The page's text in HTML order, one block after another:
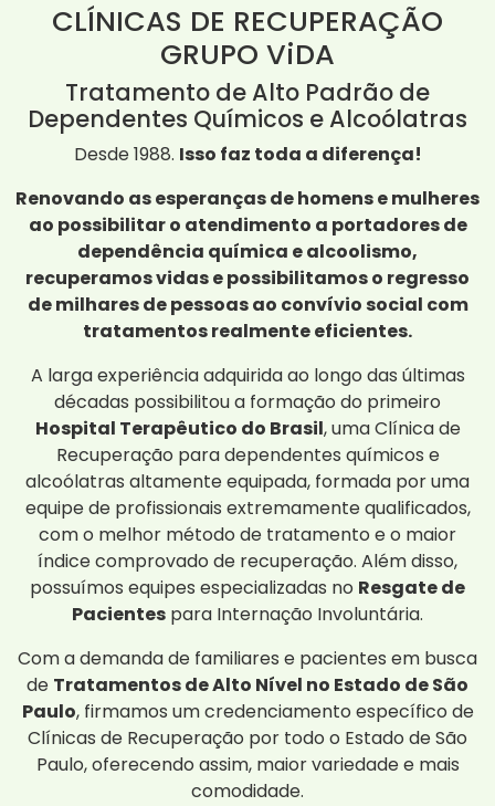
CLÍNICAS DE RECUPERAÇÃO
GRUPO ViDA
Tratamento de Alto Padrão de
Dependentes Químicos e Alcoólatras
Desde 1988. Isso faz toda a diferença!
Renovando as esperanças de homens e mulheres
ao possibilitar o atendimento a portadores de
dependência química e alcoolismo,
recuperamos vidas e possibilitamos o regresso
de milhares de pessoas ao convívio social com
tratamentos realmente eficientes.
A larga experiência adquirida ao longo das últimas
décadas possibilitou a formação do primeiro
Hospital Terapêutico do Brasil, uma Clínica de
Recuperação para dependentes químicos e
alcoólatras altamente equipada, formada por uma
equipe de profissionais extremamente qualificados,
com o melhor método de tratamento e o maior
índice comprovado de recuperação. Além disso,
possuímos equipes especializadas no Resgate de
Pacientes para Internação Involuntária.
Com a demanda de familiares e pacientes em busca
de Tratamentos de Alto Nível no Estado de São
Paulo, firmamos um credenciamento específico de
Clínicas de Recuperação por todo o Estado de São
Paulo, oferecendo assim, maior variedade e mais
comodidade.